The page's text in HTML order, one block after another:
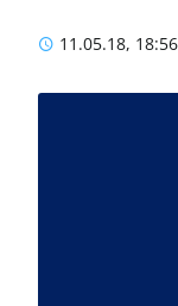
11.05.18, 18:56